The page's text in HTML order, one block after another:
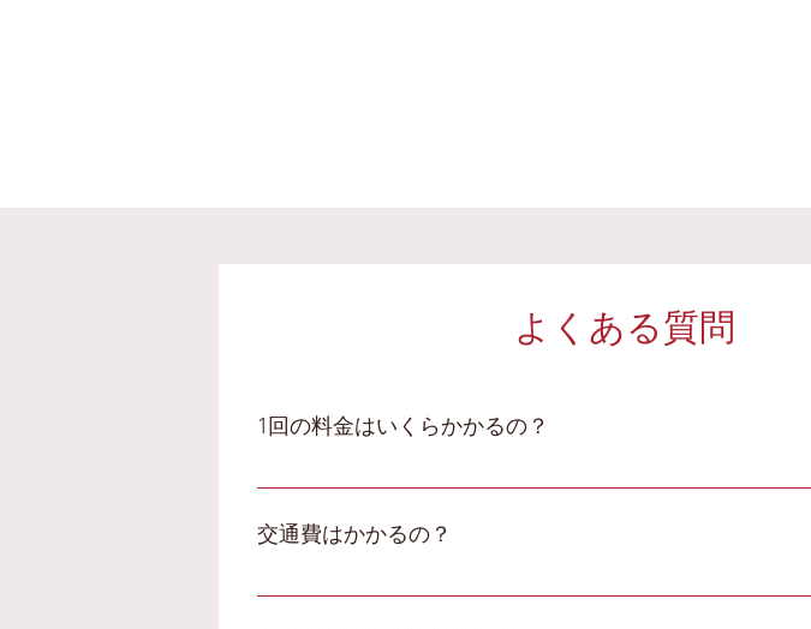
よくある質問
1回の料金はいくらかかるの？
マッサージをする体の部位や移動距離によって料金は
負担の場合）になります。※医療助成制度や障害者医療
交通費はかかるの？
交通費も料金に含まれていますので一切必要ありません